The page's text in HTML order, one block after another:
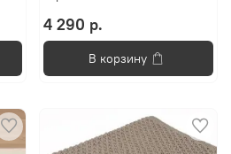
4 290 р.
В корзину